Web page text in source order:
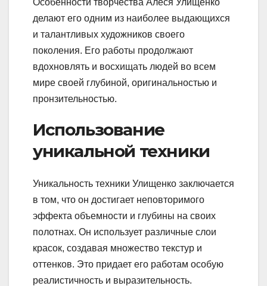
Особенности творчества Алеся Улищенко
делают его одним из наиболее выдающихся
и талантливых художников своего
поколения. Его работы продолжают
вдохновлять и восхищать людей во всем
мире своей глубиной, оригинальностью и
пронзительностью.
Использование
уникальной техники
Уникальность техники Улищенко заключается
в том, что он достигает неповторимого
эффекта объемности и глубины на своих
полотнах. Он использует различные слои
красок, создавая множество текстур и
оттенков. Это придает его работам особую
реалистичность и выразительность.